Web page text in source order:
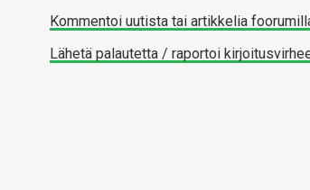
Kommentoi uutista tai artikkelia
Lähetä palautetta / raportoi